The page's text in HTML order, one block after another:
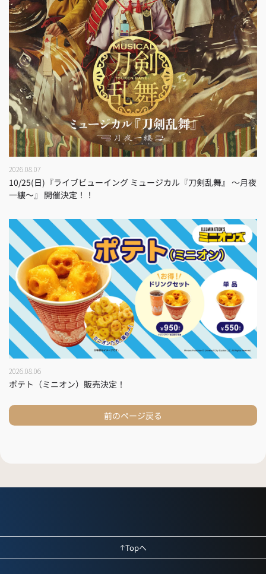
2026.08.07
10/25(日)『ライブビューイング ミュージカル『刀剣乱舞』 ～月夜
一縷～』 開催決定！！
2026.08.06
ポテト（ミニオン）販売決定！
前のページ戻る
Topへ